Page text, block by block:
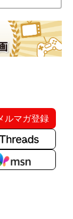
ルマガ登録